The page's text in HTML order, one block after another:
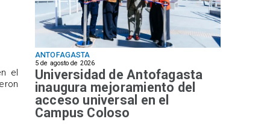
el
ANTOFAGASTA
5 de agosto de 2026
Universidad de Antofagasta
inaugura mejoramiento del
acceso universal en el
Campus Coloso